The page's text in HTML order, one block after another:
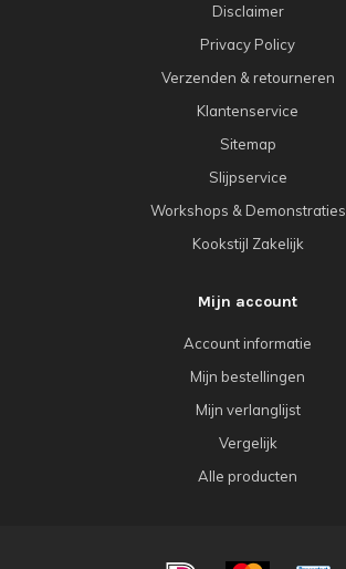
Disclaimer
Privacy Policy
Verzenden & retourneren
Klantenservice
Sitemap
Slijpservice
Workshops & Demonstraties
Kookstijl Zakelijk
Mijn account
Account informatie
Mijn bestellingen
Mijn verlanglijst
Vergelijk
Alle producten